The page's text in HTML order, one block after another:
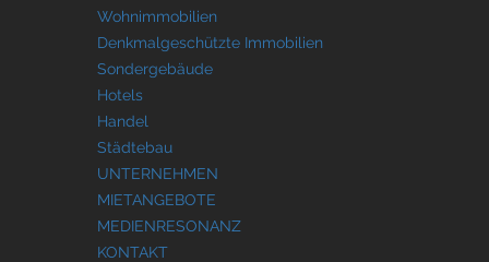
Wohnimmobilien
Denkmalgeschützte Immobilien
Sondergebäude
Hotels
Handel
Städtebau
UNTERNEHMEN
MIETANGEBOTE
MEDIENRESONANZ
KONTAKT